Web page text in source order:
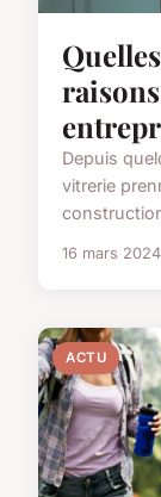
Depuis
vitrerie
16 mars 2024
ACTU